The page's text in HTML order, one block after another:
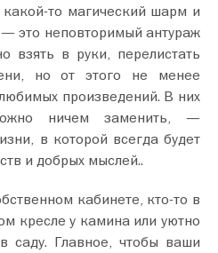
какой-то магический шарм и
это неповторимый антураж
взять в руки, перелистать
но от этого не менее
произведений. В них
ничем заменить, —
в которой всегда будет
и добрых мыслей..
кабинете, кто-то в
кресле у камина или уютно
саду. Главное, чтобы ваши